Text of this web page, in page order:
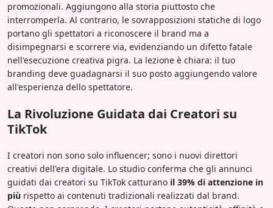
promozionali. Aggiungono alla storia piuttosto che
interromperla. Al contrario, le sovrapposizioni statiche di logo
portano gli spettatori a riconoscere il brand ma a
disimpegnarsi e scorrere via, evidenziando un difetto fatale
nell'esecuzione creativa pigra. La lezione è chiara: il tuo
branding deve guadagnarsi il suo posto aggiungendo valore
all'esperienza dello spettatore.
La Rivoluzione Guidata dai Creatori su
TikTok
I creatori non sono solo influencer; sono i nuovi direttori
creativi dell'era digitale. Lo studio conferma che gli annunci
guidati dai creatori su TikTok catturano il 39% di attenzione in
più rispetto ai contenuti tradizionali realizzati dal brand.